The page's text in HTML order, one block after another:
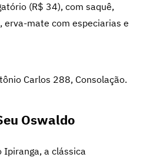
(R$ 34), com saquê,
erva-mate com especiarias e
Carlos 288, Consolação.
Oswaldo
a clássica